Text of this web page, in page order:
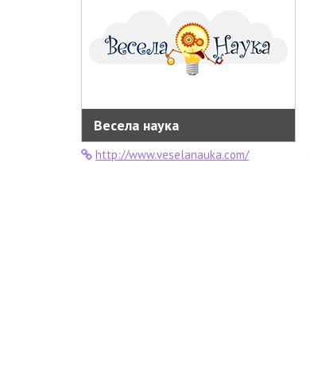
Весела наука
http://www.veselanauka.com/